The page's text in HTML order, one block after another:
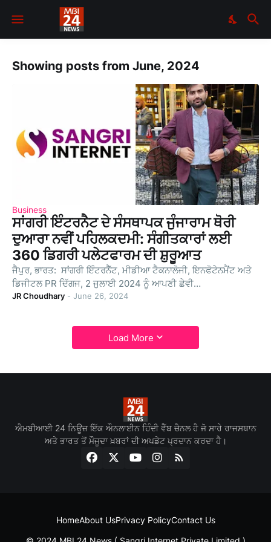
Showing posts from June, 2024
Business
ਸਾਂਗਰੀ ਇੰਟਰਨੈਟ ਦੇ ਸੰਸਥਾਪਕ ਜੁੰਜਾਰਾਮ ਥੋਰੀ
ਦੁਆਰਾ ਨਵੀਂ ਪਹਿਲਕਦਮੀ: ਸੰਗੀਤਕਾਰਾਂ ਲਈ
360 ਡਿਗਰੀ ਪਲੇਟਫਾਰਮ ਦੀ ਸ਼ੁਰੂਆਤ
ਜੈਪੁਰ, ਭਾਰਤ: ਸਾਂਗਰੀ ਇੰਟਰਨੈੱਟ, ਮੀਡੀਆ ਟੈਕਨਾਲੋਜੀ, ਇਨਫੋਟੇਨਮੈਂਟ ਅਤੇ
ਡਿਜੀਟਲ PR ਦਿੱਗਜ, 2 ਜੁਲਾਈ 2024 ਨੂੰ ਆਪਣੀ ਛੇਵੀ…
JR Choudhary - June 26, 2024
Load More
ਐਮਬੀਆਈ 24 ਨਿਊਜ਼ ਇੱਕ ਔਨਲਾਈਨ ਹਿੰਦੀ ਵੈੱਬ ਚੈਨਲ ਹੈ ਜੋ ਸਾਰੇ ਰਾਜਸਥਾਨ
ਅਤੇ ਭਾਰਤ ਤੋਂ ਮੌਜੂਦਾ ਖ਼ਬਰਾਂ ਦੀ ਅਪਡੇਟ ਪ੍ਰਦਾਨ ਕਰਦਾ ਹੈ।
HomeAbout UsPrivacy PolicyContact Us